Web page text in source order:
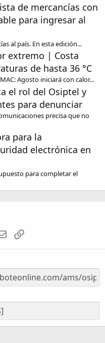
de mercancías con
para ingresar al
al país. En esta edición...
extremo | Costa
de hasta 36 °C
Agosto iniciará con calor...
el rol del Osiptel y
para denunciar
precisa que no
para la
electrónica en
para completar el
Email